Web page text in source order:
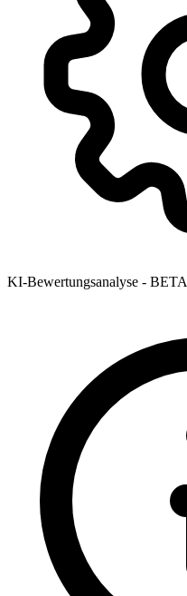
KI-Bewertungsanalyse - BETA